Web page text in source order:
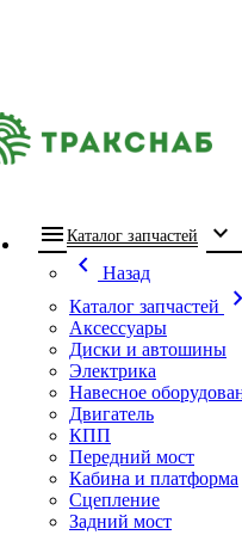
menu Каталог запчастей expand_more
chevron_left
Назад
Каталог запчастей
chevron_right
Аксессуары
Диски и автошины
Электрика
Навесное
Двигатель
КПП
Передний мост
Кабина и платформа
Сцепление
Задний мост